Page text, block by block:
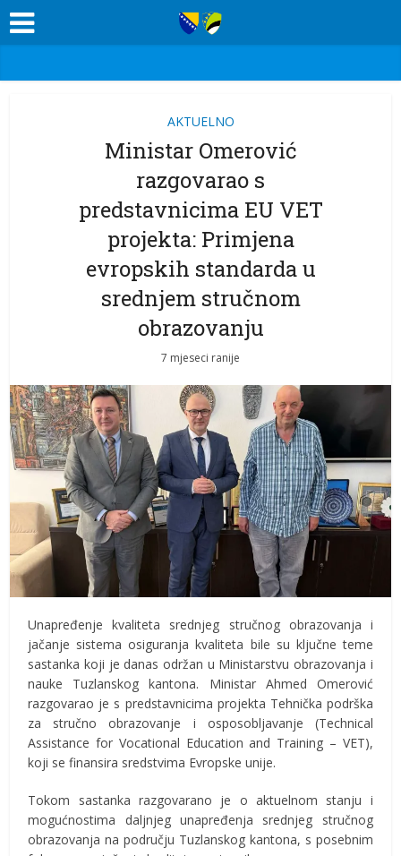
AKTUELNO
Ministar Omerović
razgovarao s
predstavnicima EU VET
projekta: Primjena
evropskih standarda u
srednjem stručnom
obrazovanju
7 mjeseci ranije
Unapređenje kvaliteta srednjeg stručnog obrazovanja i
jačanje sistema osiguranja kvaliteta bile su ključne teme
sastanka koji je danas održan u Ministarstvu obrazovanja i
nauke Tuzlanskog kantona. Ministar Ahmed Omerović
razgovarao je s predstavnicima projekta Tehnička podrška
za stručno obrazovanje i osposobljavanje (Technical
Assistance for Vocational Education and Training – VET),
koji se finansira sredstvima Evropske unije.
Tokom sastanka razgovarano je o aktuelnom stanju i
mogućnostima daljnjeg unapređenja srednjeg stručnog
obrazovanja na području Tuzlanskog kantona, s posebnim